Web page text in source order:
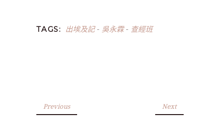
TAGS: 出埃及記- 吳永霖- 查經班
Previous Next